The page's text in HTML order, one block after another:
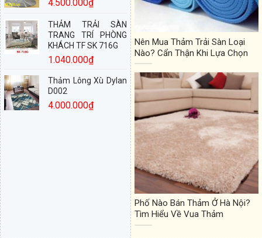
4.500.000₫
THẢM TRẢI SÀN
TRANG TRÍ PHÒNG
KHÁCH TF SK 716G
1.040.000₫
Thảm Lông Xù Dylan
D002
4.000.000₫
Nên Mua Thảm Trải Sàn Loại
Nào? Cẩn Thận Khi Lựa Chọn
Phố Nào Bán Thảm Ở Hà Nội?
Tìm Hiểu Về Vua Thảm